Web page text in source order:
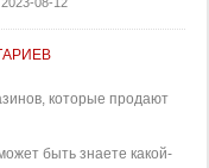
которые продают
быть знаете какой-